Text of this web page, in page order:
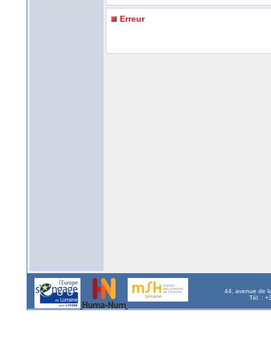
Erreur
44, avenue de
Tél. :